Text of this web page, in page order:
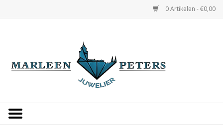
0 Artikelen - €0,00